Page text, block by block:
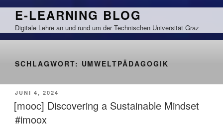
Zum
springen
E-LEARNING BLOG
Digitale Lehre an und rund um der Technischen Universität Graz
SCHLAGWORT: UMWELTPÄDAGOGIK
VERÖFFENTLICHT
AM
JUNI 4, 2024
[mooc] Discovering a Sustainable Mindset
#imoox